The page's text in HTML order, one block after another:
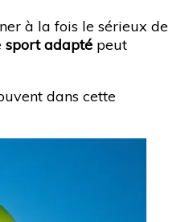
à la fois le sérieux de
sport adapté peut
dans cette